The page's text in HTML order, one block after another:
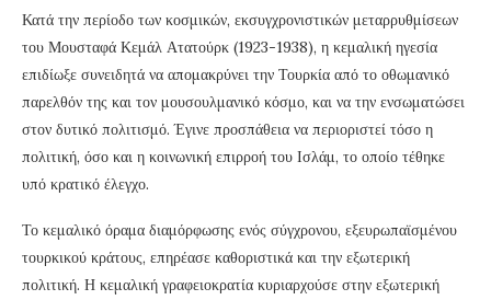
Κατά την περίοδο των κοσμικών, εκσυγχρονιστικών μεταρρυθμίσεων
του Μουσταφά Κεμάλ Ατατούρκ (1923-1938), η κεμαλική ηγεσία
επιδίωξε συνειδητά να απομακρύνει την Τουρκία από το οθωμανικό
παρελθόν της και τον μουσουλμανικό κόσμο, και να την ενσωματώσει
στον δυτικό πολιτισμό. Έγινε προσπάθεια να περιοριστεί τόσο η
πολιτική, όσο και η κοινωνική επιρροή του Ισλάμ, το οποίο τέθηκε
υπό κρατικό έλεγχο.
Το κεμαλικό όραμα διαμόρφωσης ενός σύγχρονου, εξευρωπαϊσμένου
τουρκικού κράτους, επηρέασε καθοριστικά και την εξωτερική
πολιτική. Η κεμαλική γραφειοκρατία κυριαρχούσε στην εξωτερική